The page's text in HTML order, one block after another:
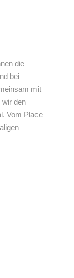
die
bei
mit
wir den
Vom Place